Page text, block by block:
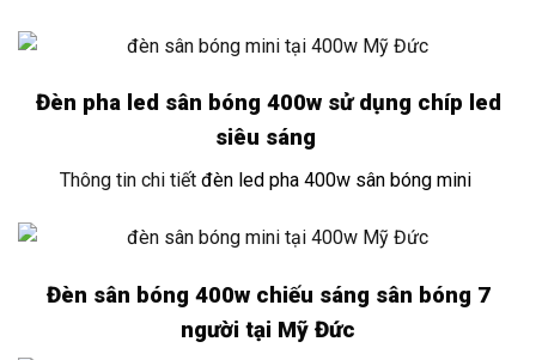
Đèn pha led sân bóng 400w sử dụng chíp led
siêu sáng
Thông tin chi tiết đèn led pha 400w sân bóng mini
Đèn sân bóng 400w chiếu sáng sân bóng 7
người tại Mỹ Đức